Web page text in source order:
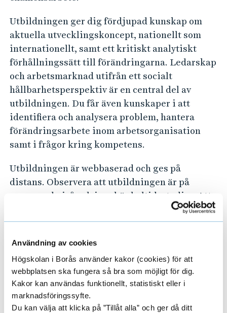
Användning av cookies
Högskolan i Borås använder kakor (cookies) för att
webbplatsen ska fungera så bra som möjligt för dig.
Kakor kan användas funktionellt, statistiskt eller i
marknadsföringssyfte.
Du kan välja att klicka på ”Tillåt alla” och ger då ditt
Utbildningen ger dig fördjupad kunskap om
aktuella utvecklingskoncept, nationellt som
internationellt, samt ett kritiskt analytiskt
förhållningssätt till förändringarna. Ledarskap
och arbetsmarknad utifrån ett socialt
hållbarhetsperspektiv är en central del av
utbildningen. Du får även kunskaper i att
identifiera och analysera problem, hantera
förändringsarbete inom arbetsorganisation
samt i frågor kring kompetens.
Utbildningen är webbaserad och ges på
distans. Observera att utbildningen är på
avancerad nivå och innebär heltidsstudier. Att
arbeta parallellt med studierna kan därför
medföra att det blir svårt att hinna med alla
Utbildningen är ett samarbete mellan
Högskolan i Borås, Karlstad universitet och
Göteborgs universitet.